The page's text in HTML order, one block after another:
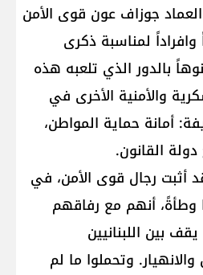
جوزاف عون قوى الأمن
لمناسبة ذكرى
بالدور الذي تلعبه هذه
والأمنية الأخرى في
أمانة حماية المواطن،
القانون.
أثبت رجال قوى الأمن، في
أنهم مع رفاقهم
بين اللبنانيين
وتحملوا ما لم